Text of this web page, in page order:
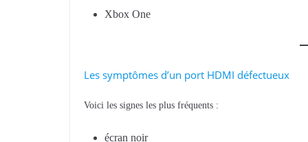
Xbox One
Les symptômes d’un port HDMI défectueux
Voici les signes les plus fréquents :
écran noir